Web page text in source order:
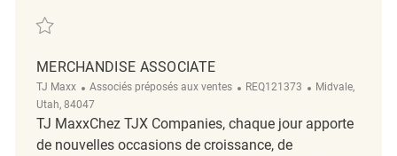
Sauvegarder Merchandise Associate REQ136403
MERCHANDISE ASSOCIATE
TJ Maxx Catégorie
Associés préposés aux ventes ReqId
REQ121373 Emplacement
Midvale,
Utah, 84047
TJ MaxxChez TJX Companies, chaque jour apporte
de nouvelles occasions de croissance, de